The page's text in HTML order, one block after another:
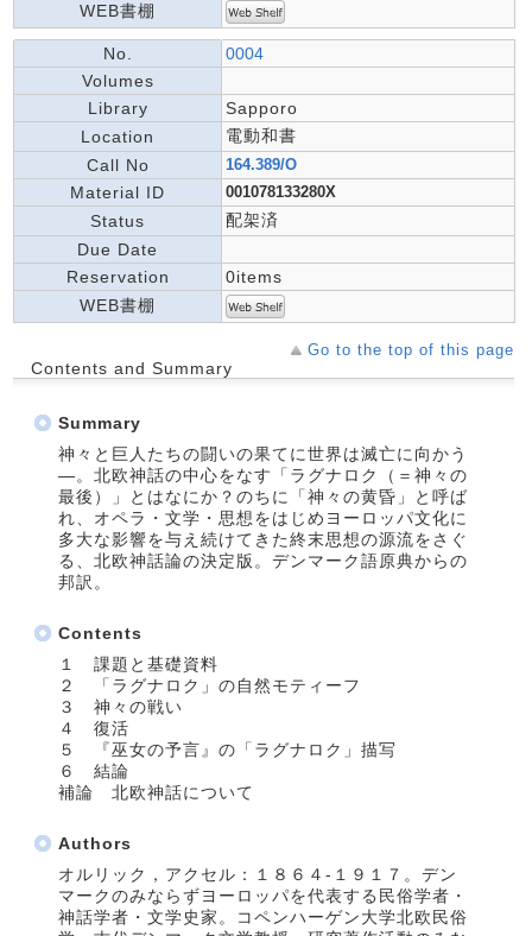
WEB書棚
No.
0004
Volumes
Library
Sapporo
Location
電動和書
Call No
164.389/O
Material ID 001078133280X
Status
配架済
Due Date
Reservation
0items
WEB書棚
Go to the top of this page
Contents and Summary
Summary
神々と巨人たちの闘いの果てに世界は滅亡に向かう
―。北欧神話の中心をなす「ラグナロク（＝神々の
最後）」とはなにか？のちに「神々の黄昏」と呼ば
れ、オペラ・文学・思想をはじめヨーロッパ文化に
多大な影響を与え続けてきた終末思想の源流をさぐ
る、北欧神話論の決定版。デンマーク語原典からの
邦訳。
Contents
１ 課題と基礎資料
２ 「ラグナロク」の自然モティーフ
３ 神々の戦い
４ 復活
５ 『巫女の予言』の「ラグナロク」描写
６ 結論
補論 北欧神話について
Authors
オルリック，アクセル：１８６４‐１９１７。デン
マークのみならずヨーロッパを代表する民俗学者・
神話学者・文学史家。コペンハーゲン大学北欧民俗